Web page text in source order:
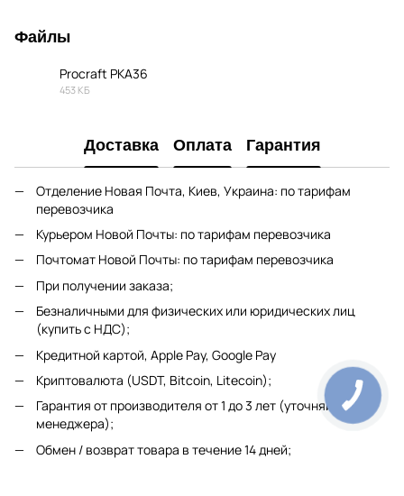
Файлы
Procraft PKA36
453 КБ
Доставка Оплата Гарантия
Отделение Новая Почта, Киев, Украина: по тарифам
перевозчика
Курьером Новой Почты: по тарифам перевозчика
Почтомат Новой Почты: по тарифам перевозчика
При получении заказа;
Безналичными для физических или юридических лиц
(купить с НДС);
Кредитной картой, Apple Pay, Google Pay
Криптовалюта (USDT, Bitcoin, Litecoin);
Гарантия от производителя от 1 до 3 лет (уточняйте у
менеджера);
Обмен / возврат товара в течение 14 дней;